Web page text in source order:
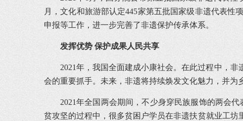
月，文化和旅游部认定445家第五批国家级非遗代表性
申报等工作，进一步完善了非遗保护传承体系。
发挥优势 保护成果人民共享
2021年，我国全面建成小康社会。在此过程中，
会的重要抓手。未来，非遗将持续焕发文化魅力，并为
2021年全国两会期间，不少身穿民族服饰的两会
贫攻坚的过程中，很多贫困户学员在非遗扶贫就业工